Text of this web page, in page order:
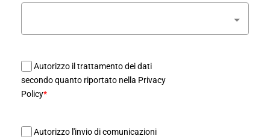
Autorizzo il trattamento dei dati
secondo quanto riportato nella Privacy
Policy*
Autorizzo l'invio di comunicazioni